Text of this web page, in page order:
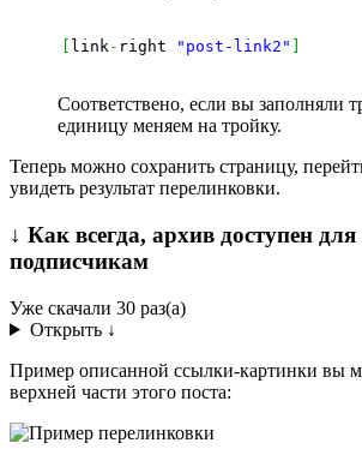
link- right "post-link2"
Соответствено, если вы заполняли
единицу меняем на тройку.
Теперь можно сохранить страницу,
увидеть результат перелинковки.
↓ Как всегда, архив доступен
подписчикам
Уже скачали 30 раз(а)
Открыть ↓
Пример описанной ссылки-картинки вы
верхней части этого поста: